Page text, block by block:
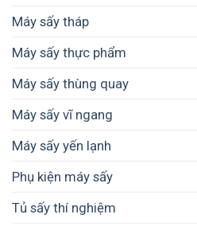
Máy sấy tháp
Máy sấy thực phẩm
Máy sấy thùng quay
Máy sấy vĩ ngang
Máy sấy yến lạnh
Phụ kiện máy sấy
Tủ sấy thí nghiệm